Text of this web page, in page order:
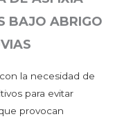
BAJO ABRIGO
la necesidad de
para evitar
provocan